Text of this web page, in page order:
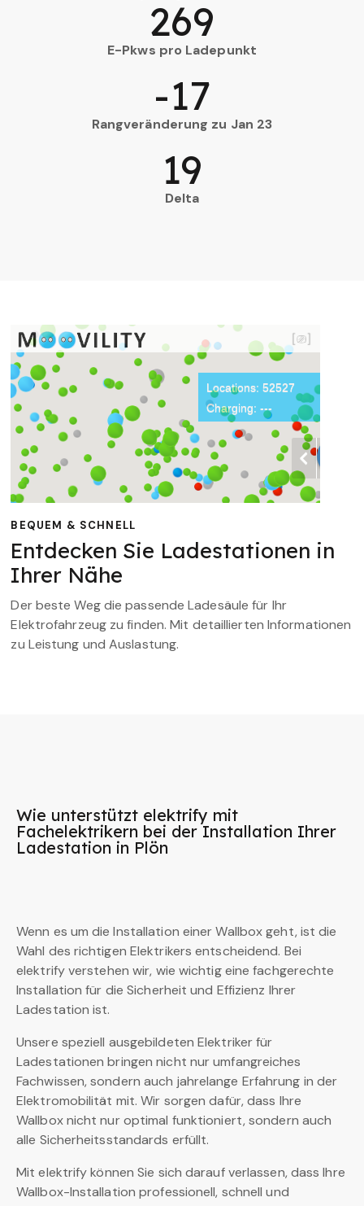
E-Pkws pro Ladepunkt
269
Rangveränderung zu Jan 23
-17
Delta
19
BEQUEM & SCHNELL
Entdecken Sie Ladestationen in
Ihrer Nähe
Der beste Weg die passende Ladesäule für Ihr
Elektrofahrzeug zu finden. Mit detaillierten Informationen
zu Leistung und Auslastung.
Wie unterstützt elektrify mit
Fachelektrikern bei der Installation Ihrer
Ladestation in Plön
Wenn es um die Installation einer Wallbox geht, ist die
Wahl des richtigen Elektrikers entscheidend. Bei
elektrify verstehen wir, wie wichtig eine fachgerechte
Installation für die Sicherheit und Effizienz Ihrer
Ladestation ist.
Unsere speziell ausgebildeten Elektriker für
Ladestationen bringen nicht nur umfangreiches
Fachwissen, sondern auch jahrelange Erfahrung in der
Elektromobilität mit. Wir sorgen dafür, dass Ihre
Wallbox nicht nur optimal funktioniert, sondern auch
alle Sicherheitsstandards erfüllt.
Mit elektrify können Sie sich darauf verlassen, dass Ihre
Wallbox-Installation professionell, schnell und